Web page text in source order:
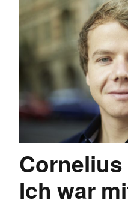
Ich war